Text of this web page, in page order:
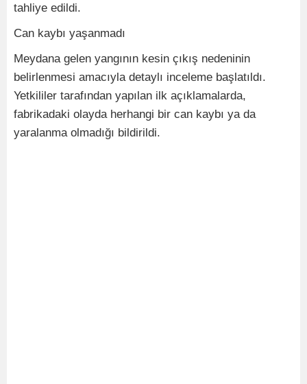
tahliye edildi.
Can kaybı yaşanmadı
Meydana gelen yangının kesin çıkış nedeninin
belirlenmesi amacıyla detaylı inceleme başlatıldı.
Yetkililer tarafından yapılan ilk açıklamalarda,
fabrikadaki olayda herhangi bir can kaybı ya da
yaralanma olmadığı bildirildi.